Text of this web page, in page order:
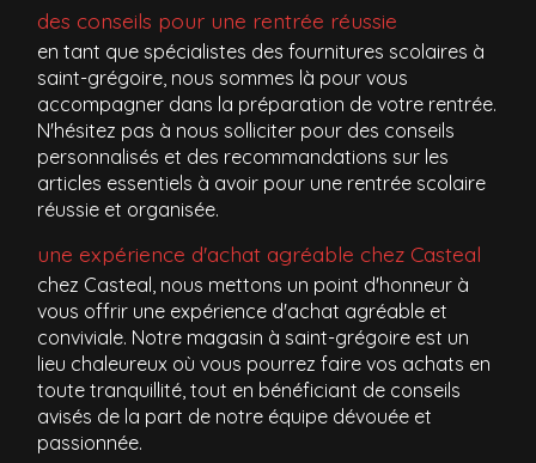
des conseils pour une rentrée réussie
en tant que spécialistes des fournitures scolaires à
saint-grégoire, nous sommes là pour vous
accompagner dans la préparation de votre rentrée.
N'hésitez pas à nous solliciter pour des conseils
personnalisés et des recommandations sur les
articles essentiels à avoir pour une rentrée scolaire
réussie et organisée.
une expérience d'achat agréable chez Casteal
chez Casteal, nous mettons un point d'honneur à
vous offrir une expérience d'achat agréable et
conviviale. Notre magasin à saint-grégoire est un
lieu chaleureux où vous pourrez faire vos achats en
toute tranquillité, tout en bénéficiant de conseils
avisés de la part de notre équipe dévouée et
passionnée.